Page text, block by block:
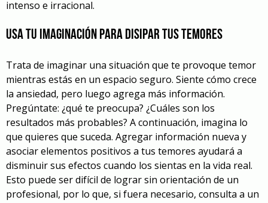
intenso e irracional.
Usa tu imaginación para disipar tus temores
Trata de imaginar una situación que te provoque temor
mientras estás en un espacio seguro. Siente cómo crece
la ansiedad, pero luego agrega más información.
Pregúntate: ¿qué te preocupa? ¿Cuáles son los
resultados más probables? A continuación, imagina lo
que quieres que suceda. Agregar información nueva y
asociar elementos positivos a tus temores ayudará a
disminuir sus efectos cuando los sientas en la vida real.
Esto puede ser difícil de lograr sin orientación de un
profesional, por lo que, si fuera necesario, consulta a un